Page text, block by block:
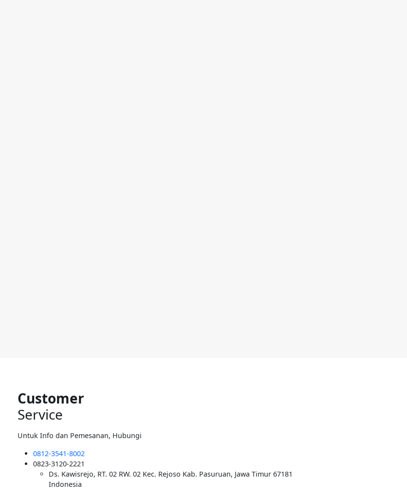
Customer
Service
Untuk Info dan Pemesanan, Hubungi
0812-3541-8002
0823-3120-2221
Ds. Kawisrejo, RT. 02 RW. 02 Kec. Rejoso Kab. Pasuruan, Jawa Timur 67181
Indonesia